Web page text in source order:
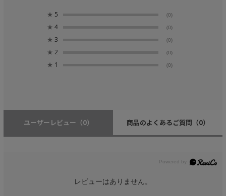
★ 5 (0)
★ 4 (0)
★ 3 (0)
★ 2 (0)
★ 1 (0)
ユーザーレビュー （0） 商品のよくあるご質問 （0）
レビューはありません。